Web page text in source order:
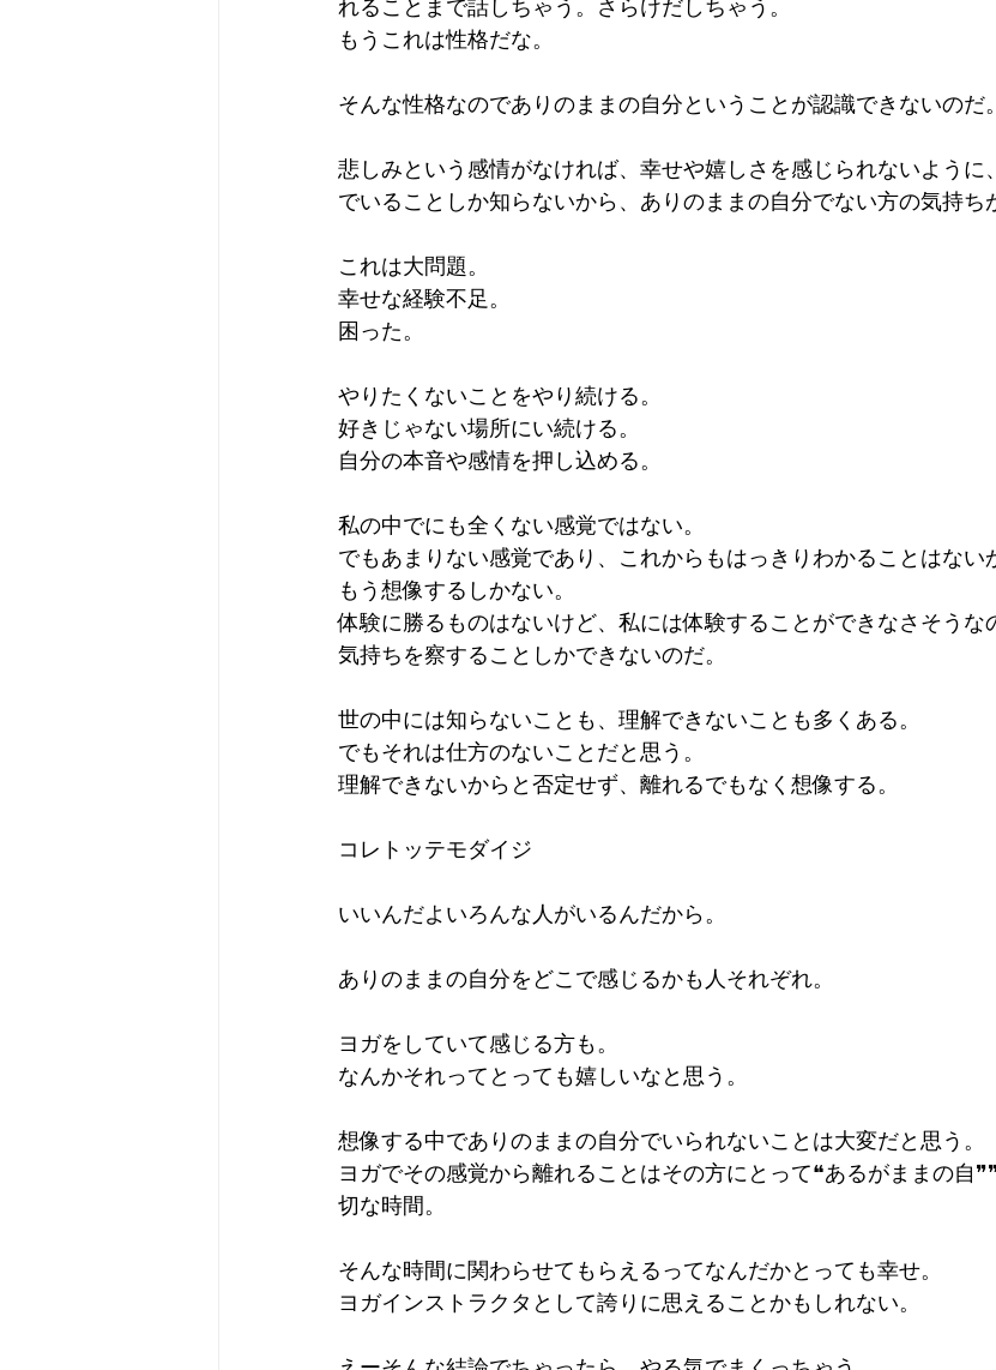
れることまで話しちゃう。さらけだしちゃう。
もうこれは性格だな。
そんな性格なのでありのままの自分ということが認識できないのだ。
悲しみという感情がなければ、幸せや嬉しさを感じられないように
でいることしか知らないから、ありのままの自分でない方の気持ち
これは大問題。
幸せな経験不足。
困った。
やりたくないことをやり続ける。
好きじゃない場所にい続ける。
自分の本音や感情を押し込める。
私の中でにも全くない感覚ではない。
でもあまりない感覚であり、これからもはっきりわかることはない
もう想像するしかない。
体験に勝るものはないけど、私には体験することができなさそうな
気持ちを察することしかできないのだ。
世の中には知らないことも、理解できないことも多くある。
でもそれは仕方のないことだと思う。
理解できないからと否定せず、離れるでもなく想像する。
コレトッテモダイジ
いいんだよいろんな人がいるんだから。
ありのままの自分をどこで感じるかも人それぞれ。
ヨガをしていて感じる方も。
なんかそれってとっても嬉しいなと思う。
想像する中でありのままの自分でいられないことは大変だと思う。
ヨガでその感覚から離れることはその方にとって❝あるがままの自
切な時間。
そんな時間に関わらせてもらえるってなんだかとっても幸せ。
ヨガインストラクタとして誇りに思えることかもしれない。